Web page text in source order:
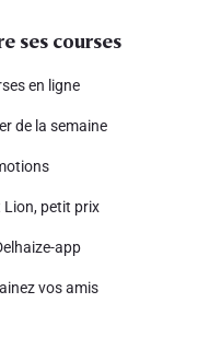
ses courses
en ligne
de la semaine
Lion, petit prix
app
vos amis